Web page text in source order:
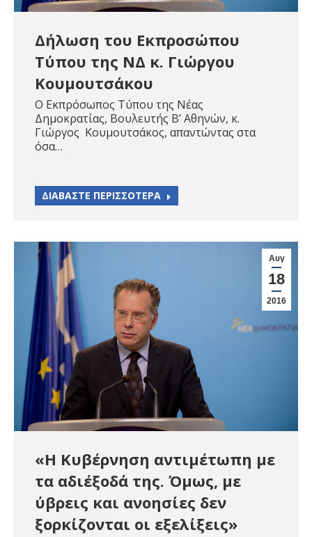
Δήλωση του Εκπροσώπου
Τύπου της ΝΔ κ. Γιώργου
Κουμουτσάκου
Ο Εκπρόσωπος Τύπου της Νέας
Δημοκρατίας, Βουλευτής Β’ Αθηνών, κ.
Γιώργος Κουμουτσάκος, απαντώντας στα
όσα…
ΔΙΑΒΑΣΤΕ ΠΕΡΙΣΣΟΤΕΡΑ
Αυγ
18
2016
«Η Κυβέρνηση αντιμέτωπη με
τα αδιέξοδά της. Όμως, με
ύβρεις και ανοησίες δεν
ξορκίζονται οι εξελίξεις»